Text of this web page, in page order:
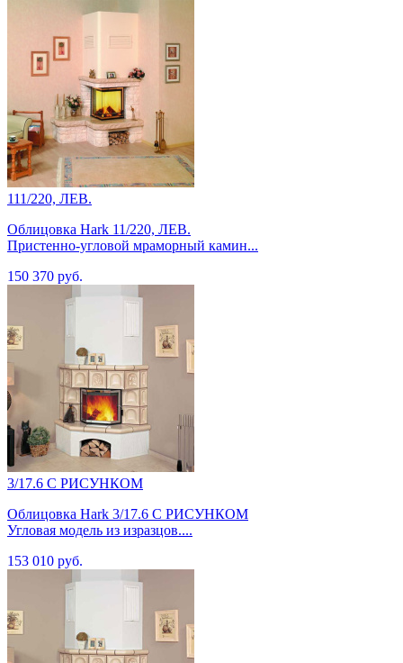
111/220, ЛЕВ.
Облицовка Hark 11/220, ЛЕВ.
Пристенно-угловой мраморный камин...
150 370 руб.
3/17.6 С РИСУНКОМ
Облицовка Hark 3/17.6 С РИСУНКОМ
Угловая модель из изразцов....
153 010 руб.